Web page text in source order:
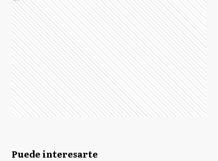
Puede interesarte